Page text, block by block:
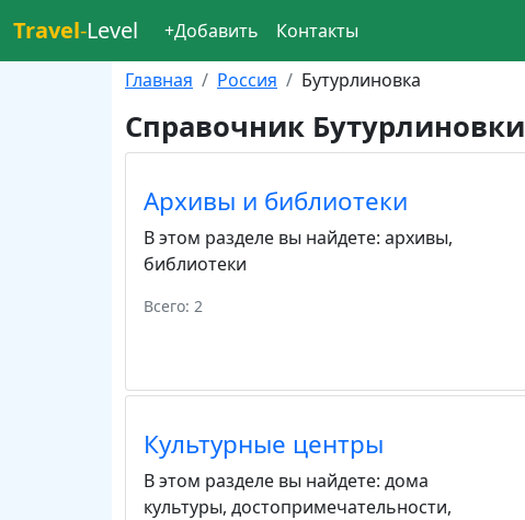
Travel-Level +Добавить Контакты
Главная Россия Бутурлиновка
Справочник Бутурлиновки
Архивы и библиотеки
В этом разделе вы найдете: архивы,
библиотеки
Всего: 2
Культурные центры
В этом разделе вы найдете: дома
культуры, достопримечательности,